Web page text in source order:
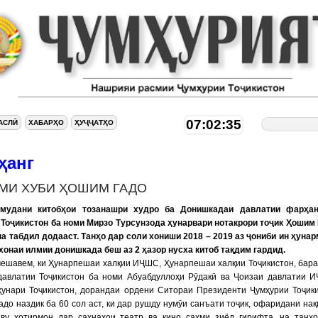
ХАБАРҲО ҲУҶҶАТҲО 07:02:35
ХУБИ ҲОШИМ ГАДО
китобҳои тозанашри худро ба Донишкадаи давлатии
ба номи Мирзо Турсунзода ҳунарвари нотакрори тоҷик Ҳошим
табдил додааст. Танҳо дар соли хониши 2018 – 2019 аз ҷониби ин
илмии донишкада беш аз 2 ҳазор нусха китоб тақдим гардид.
ки Ҳунарпешаи халқии ИҶШС, Ҳунарпешаи халқии Тоҷикистон,
Тоҷикистон ба номи Абуабдуллоҳи Рӯдакӣ ва Ҷоизаи давлатии
Тоҷикистон, дорандаи ордени Ситораи Президенти Ҷумҳурии
наздик ба 60 сол аст, ки дар рушду нумӯи санъати тоҷик, офаридани